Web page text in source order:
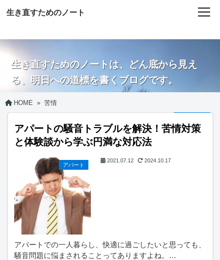
生き直すためのノート
生き直すためのノートは、どん底から見え
る、明日への道標を書くブログです。
HOME » 苦情
アパートの騒音トラブルを解決！苦情対策
と体験談から学ぶ円満な対応法
アパート
2021.07.12 2024.10.17
アパートでの一人暮らし、快適に過ごしたいと思っても、
騒音問題に悩まされることってありますよね。…